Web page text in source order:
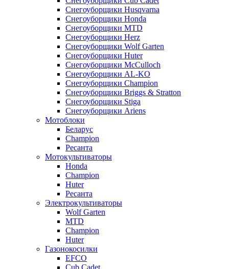
Снегоуборщики Husqvarna
Снегоуборщики Honda
Снегоуборщики MTD
Снегоуборщики Herz
Снегоуборщики Wolf Garten
Снегоуборщики Huter
Снегоуборщики McCulloch
Снегоуборщики AL-KO
Снегоуборщики Champion
Снегоуборщики Briggs & Stratton
Снегоуборщики Stiga
Снегоуборщики Ariens
Мотоблоки
Беларус
Champion
Ресанта
Мотокультиваторы
Honda
Champion
Huter
Ресанта
Электрокультиваторы
Wolf Garten
MTD
Champion
Huter
Газонокосилки
EFCO
Cub Cadet